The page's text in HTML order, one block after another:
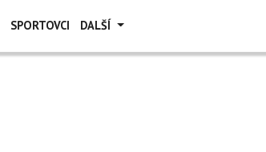
SPORTOVCI DALŠÍ